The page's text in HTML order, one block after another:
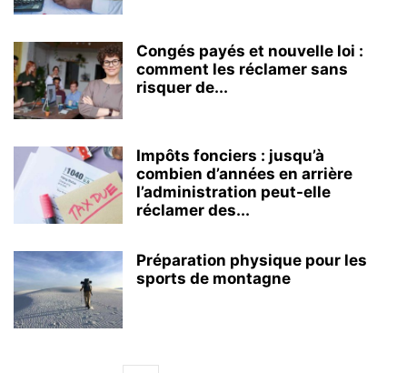
Congés payés et nouvelle loi :
comment les réclamer sans
risquer de...
Impôts fonciers : jusqu’à
combien d’années en arrière
l’administration peut-elle
réclamer des...
Préparation physique pour les
sports de montagne